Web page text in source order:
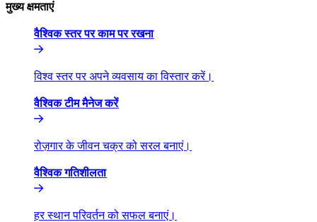
मुख्य क्षमताएं​​
वैश्विक स्तर पर काम पर रखना​​
विश्व स्तर पर अपने व्यवसाय का विस्तार करें।​​
वैश्विक टीम मैनेज करें​​
रोज़गार के जीवन चक्र को सरल बनाएं।​​
वैश्विक गतिशीलता​​
हर स्थान परिवर्तन को सफल बनाएं।​​